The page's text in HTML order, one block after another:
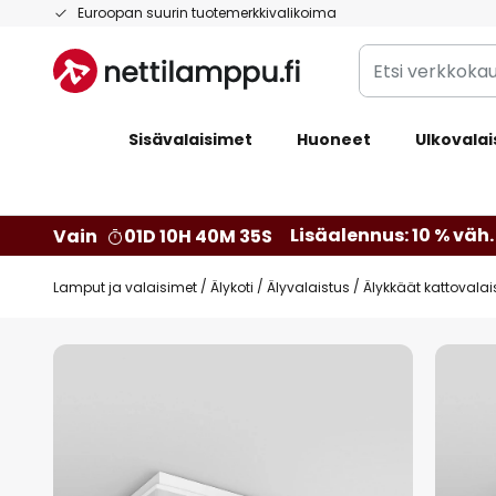
Euroopan suurin tuotemerkkivalikoima
Skip
Content
Etsi
verkkokaupan
Sisävalaisimet Huoneet
Vain 01D 10H 40M 34S Lisäalennus: 10 %
Lamput ja valaisimet Älykoti Älyvalaistus Älykkäät
Skip